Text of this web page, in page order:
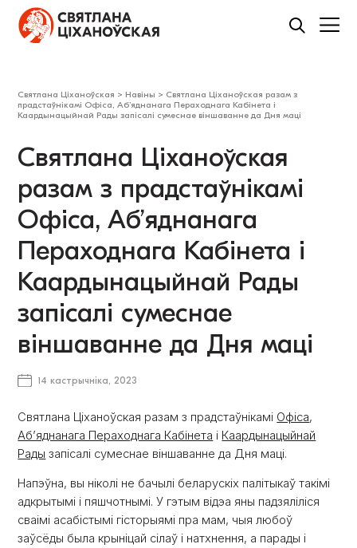
Святлана Ціханоўская > Навіны > Святлана Ціханоўская разам з
прадстаўнікамі Офіса, Аб’яднанага Пераходнага Кабінета і
Каардынацыйнай Рады запісалі сумеснае віншаванне да Дня маці
Святлана Ціханоўская
разам з прадстаўнікамі
Офіса, Аб’яднанага
Пераходнага Кабінета і
Каардынацыйнай Рады
запісалі сумеснае
віншаванне да Дня маці
14 кастрычніка, 2023
Святлана Ціханоўская разам з прадстаўнікамі Офіса,
Аб’яднанага Пераходнага Кабінета і Каардынацыйнай
Рады запісалі сумеснае віншаванне да Дня маці.
Напэўна, вы ніколі не бачылі беларускіх палітыкаў такімі
адкрытымі і пяшчотнымі. У гэтым відэа яны падзяліліся
сваімі асабістымі гісторыямі пра мам, чыя любоў
заўсёды была крыніцай сілаў і натхнення, а парады і